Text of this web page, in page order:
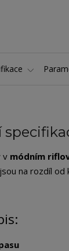
v módním
na rozdíl od